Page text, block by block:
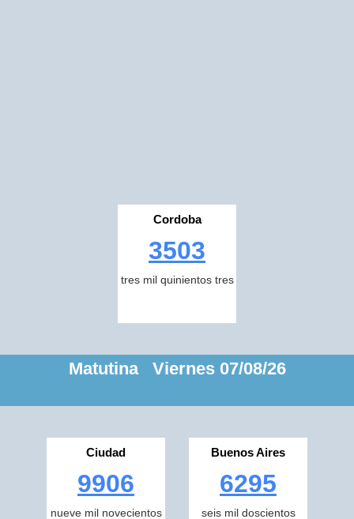
Cordoba
3503
tres mil quinientos tres
Matutina Viernes 07/08/26
Ciudad
9906
nueve mil novecientos
Buenos Aires
6295
seis mil doscientos